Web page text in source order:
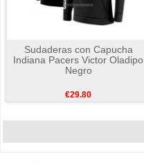
Sudaderas con Capucha
Indiana Pacers Victor Oladipo
Negro
€29.80